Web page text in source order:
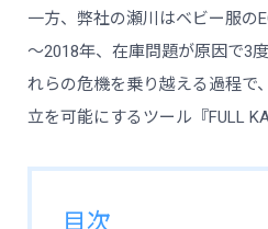
一方、弊社の瀬川はベビー服の
～2018年、在庫問題が原因で3
れらの危機を乗り越える過程で
立を可能にするツール『FULL
目次